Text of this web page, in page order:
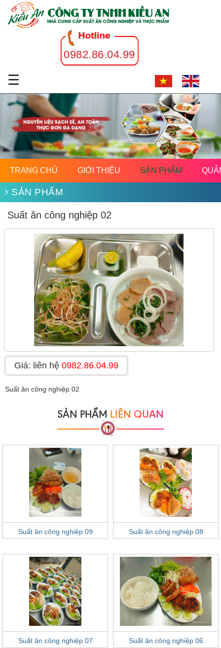
0982.86.04.99
☰
TRANG CHỦ GIỚI THIỆU SẢN PHẨM
SẢN PHẨM
Suất ăn công nghiệp 02
Giá: liên hệ 0982.86.04.99
Suất ăn công nghiệp 02
SẢN PHẨM LIÊN QUAN
Suất ăn công nghiệp 09 Suất ăn công nghiệp 08
Suất ăn công nghiệp 07 Suất ăn công nghiệp 06